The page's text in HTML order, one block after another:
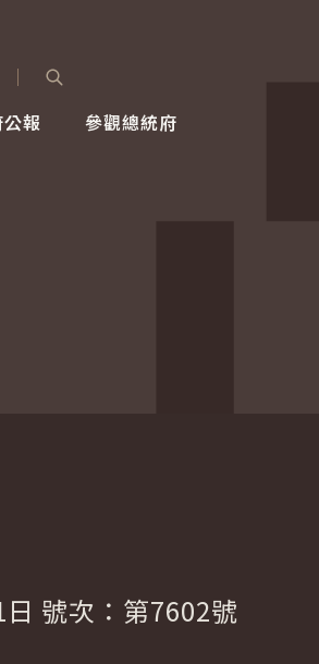
報 參觀總統府
號次：第7602號